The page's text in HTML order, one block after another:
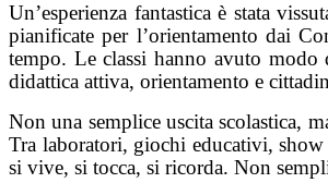
Un’esperienza fantastica è stata
pianificate per l’orientamento dai
tempo. Le classi hanno avuto
didattica attiva, orientamento e
Non una semplice uscita scolastica,
Tra laboratori, giochi educativi,
si vive, si tocca, si ricorda. Non